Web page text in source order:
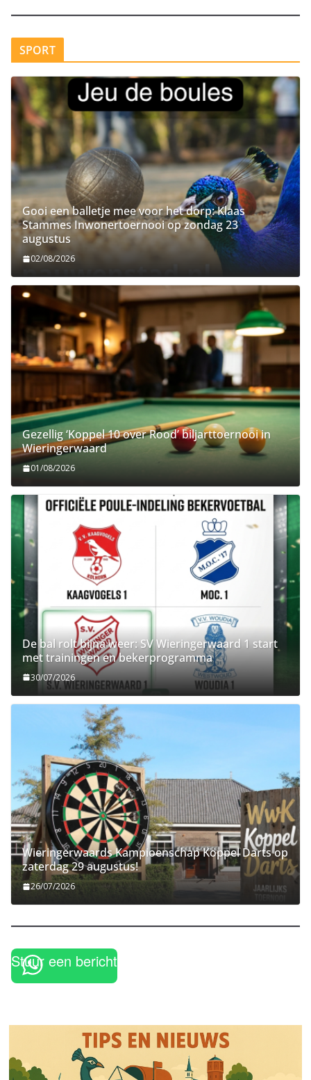
SPORT
Gooi een balletje mee voor het dorp: Klaas
Stammes Inwonertoernooi op zondag 23
augustus
02/08/2026
Gezellig ‘Koppel 10 over Rood’ biljarttoernooi in
Wieringerwaard
01/08/2026
De bal rolt bijna weer: SV Wieringerwaard 1 start
met trainingen en bekerprogramma
30/07/2026
Wieringerwaards Kampioenschap Koppel Darts op
zaterdag 29 augustus!
26/07/2026
Stuur een bericht